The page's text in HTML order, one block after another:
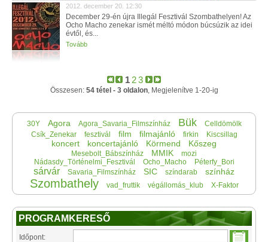
2012. december 20. 12:30
December 29-én újra Illegál Fesztivál Szombathelyen! Az
Ocho Macho zenekar ismét méltó módon búcsúzik az idei
évtől, és...
Tovább
1 23
Összesen: 54 tétel - 3 oldalon, Megjelenítve 1-20-ig
30Y Agora Agora_Savaria_Filmszínház Bük
Celldömölk
Csík_Zenekar
fesztivál film filmajánló firkin Kiscsillag
koncert koncertajánló Körmend Kőszeg
Mesebolt_Bábszínház MMIK
mozi
Nádasdy_Történelmi_Fesztivál
Ocho_Macho Péterfy_Bori
sárvár Savaria_Filmszínház SIC színdarab színház
Szombathely vad_fruttik végállomás_klub X-Faktor
PROGRAMKERESŐ
Időpont: